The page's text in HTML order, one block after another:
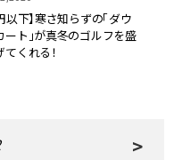
以下】寒さ知らずの「ダウ
ート」が真冬のゴルフを盛
てくれる！
>